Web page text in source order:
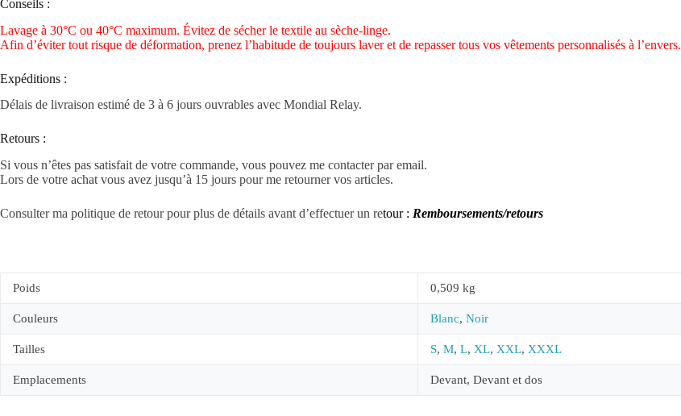
Conseils :
Lavage à 30°C ou 40°C maximum. Évitez de sécher le textile au sèche-linge.
Afin d’éviter tout risque de déformation, prenez l’habitude de toujours laver et de repasser tous vos vêtements personnalisés à l’envers.
Expéditions :
Délais de livraison estimé de 3 à 6 jours ouvrables avec Mondial Relay.
Retours :
Si vous n’êtes pas satisfait de votre commande, vous pouvez me contacter par email.
Lors de votre achat vous avez jusqu’à 15 jours pour me retourner vos articles.
Consulter ma politique de retour pour plus de détails avant d’effectuer un retour : Remboursements/retours
Poids 0,509 kg
Couleurs Blanc, Noir
Tailles S, M, L, XL, XXL, XXXL
Emplacements Devant, Devant et dos